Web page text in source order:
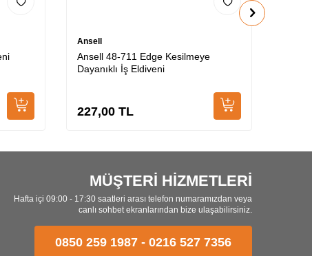
Ansell
Ansell 48-711 Edge Kesilmeye
Dayanıklı İş Eldiveni
227,00 TL
MÜŞTERİ HİZMETLERİ
Hafta içi 09:00 - 17:30 saatleri arası telefon numaramızdan veya
canlı sohbet ekranlarından bize ulaşabilirsiniz.
0850 259 1987 - 0216 527 7356